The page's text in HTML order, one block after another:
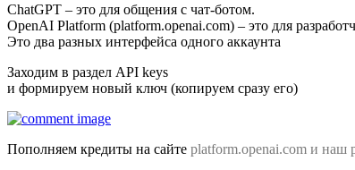
ChatGPT – это для общения с чат-ботом.
OpenAI Platform (platform.openai.com) – это для
Это два разных интерфейса одного аккаунта
Заходим в раздел API keys
и формируем новый ключ (копируем сразу его)
Пополняем кредиты на сайте platform.openai.com и наш